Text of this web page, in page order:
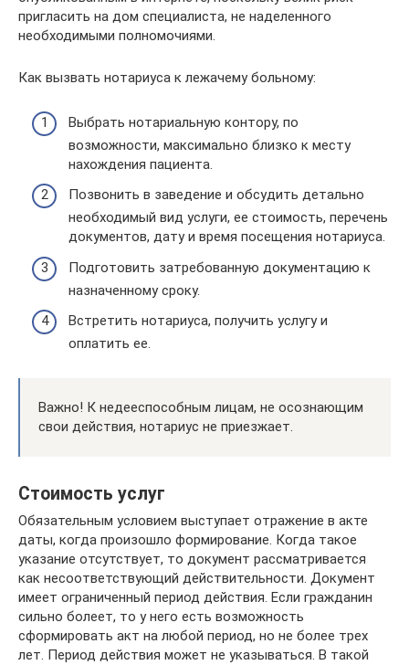
пригласить на дом специалиста, не наделенного
необходимыми полномочиями.
Как вызвать нотариуса к лежачему больному:
Выбрать нотариальную контору, по
возможности, максимально близко к месту
нахождения пациента.
Позвонить в заведение и обсудить детально
необходимый вид услуги, ее стоимость, перечень
документов, дату и время посещения нотариуса.
Подготовить затребованную документацию к
назначенному сроку.
Встретить нотариуса, получить услугу и
оплатить ее.
Важно! К недееспособным лицам, не осознающим
свои действия, нотариус не приезжает.
Стоимость услуг
Обязательным условием выступает отражение в акте
даты, когда произошло формирование. Когда такое
указание отсутствует, то документ рассматривается
как несоответствующий действительности. Документ
имеет ограниченный период действия. Если гражданин
сильно болеет, то у него есть возможность
сформировать акт на любой период, но не более трех
лет. Период действия может не указываться. В такой